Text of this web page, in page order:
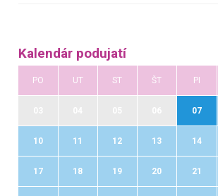
Kalendár podujatí
PO UT ST ŠT PI
07
10 11 12 13 14
17 18 19 20 21